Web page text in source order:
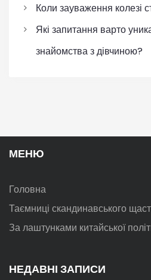
Коли зауваження колезі
Які запитання варто
знайомства з дівчиною?
МЕНЮ
Головна
Таємниці скандинавського
За лаштунками китайської
НЕДАВНІ ЗАПИСИ